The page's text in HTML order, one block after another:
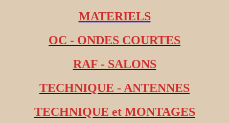
MATERIELS
OC - ONDES COURTES
RAF - SALONS
TECHNIQUE - ANTENNES
TECHNIQUE et MONTAGES